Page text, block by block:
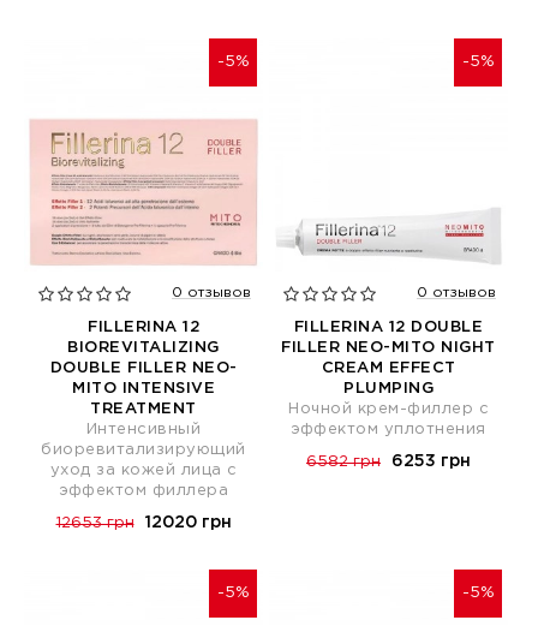
-5%
0 отзывов
FILLERINA 12
BIOREVITALIZING
DOUBLE FILLER NEO-
MITO INTENSIVE
TREATMENT
Интенсивный
биоревитализирующий
уход за кожей лица с
эффектом филлера
12653 грн 12020 грн
-5%
0 отзывов
FILLERINA 12 DOUBLE
FILLER NEO-MITO NIGHT
CREAM EFFECT
PLUMPING
Ночной крем-филлер с
эффектом уплотнения
6582 грн 6253 грн
-5% -5%